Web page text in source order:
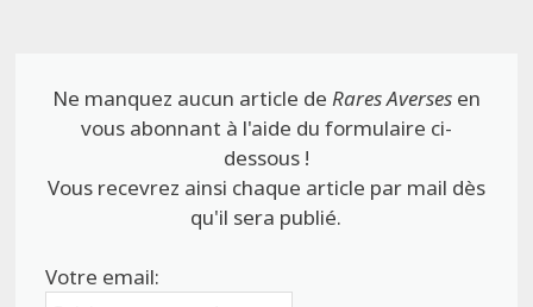
Ne manquez aucun article de Rares Aversesen
vous abonnant à l'aide du formulaire ci-
dessous !
Vous recevrez ainsi chaque article par mail dès
qu'il sera publié.
Votre email: